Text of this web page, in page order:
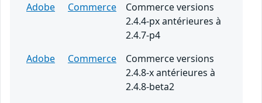
Adobe
Commerce
Commerce versions
2.4.4-px antérieures à
2.4.7-p4
Adobe
Commerce
Commerce versions
2.4.8-x antérieures à
2.4.8-beta2